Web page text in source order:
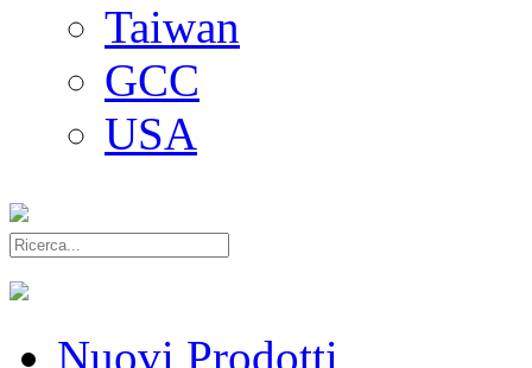
Taiwan
GCC
USA
Nuovi Prodotti